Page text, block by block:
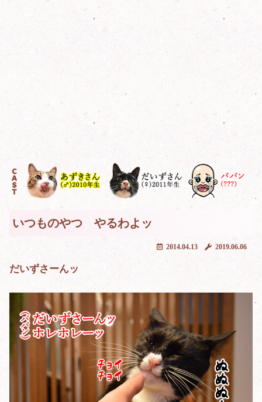
いつものやつ やるわよッ
2019.06.06
2014.04.13
だいずさーんッ